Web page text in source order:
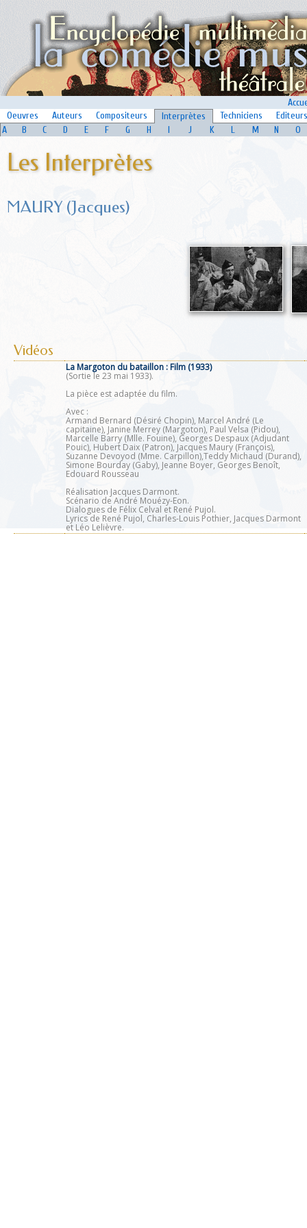
Oeuvres
Auteurs Compositeurs Interprètes Techniciens
Editeurs
A
B C D E F G H I J K L M N O
Les Interprètes
MAURY (Jacques)
Vidéos
La Margoton du bataillon : Film (1933)
(Sortie le 23 mai 1933).
La pièce est adaptée du film.
Avec :
Armand Bernard (Désiré Chopin), Marcel André (Le
capitaine), Janine Merrey (Margoton), Paul Velsa (Pidou),
Marcelle Barry (Mlle. Fouine), Georges Despaux (Adjudant
Pouic), Hubert Daix (Patron), Jacques Maury (François),
Suzanne Devoyod (Mme. Carpillon),Teddy Michaud (Durand),
Simone Bourday (Gaby), Jeanne Boyer, Georges Benoît,
Edouard Rousseau
Réalisation Jacques Darmont.
Scénario de André Mouézy-Eon.
Dialogues de Félix Celval et René Pujol.
Lyrics de René Pujol, Charles-Louis Pothier, Jacques Darmont
et Léo Lelièvre.